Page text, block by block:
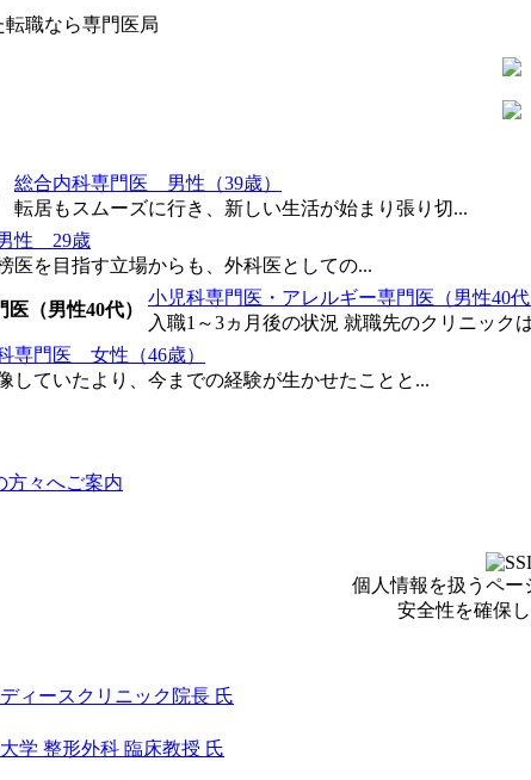
総合内科専門医 男性（39歳）
転居もスムーズに行き、新しい生活が始まり張り切...
性 29歳
医を目指す立場からも、外科医としての...
小児科専門医・アレルギー専門医（男性40代
入職1～3ヵ月後の状況 就職先のクリニック
専門医 女性（46歳）
していたより、今までの経験が生かせたことと...
個人情報を扱うペー
安全性を確保し
ィースクリニック院長 氏
学 整形外科 臨床教授 氏